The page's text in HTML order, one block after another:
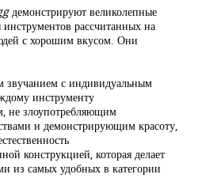
демонстрируют великолепные
инструментов рассчитанных на
с хорошим вкусом. Они
с индивидуальным
инструменту
не злоупотребляющим
и демонстрирующим красоту,
конструкцией, которая делает
из самых удобных в категории